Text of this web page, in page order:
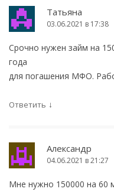
Татьяна
03.06.2021 в 17:38
Срочно нужен займ на
года
для погашения МФО.
Ответить ↓
Александр
04.06.2021 в 21:27
Мне нужно 150000 на 60